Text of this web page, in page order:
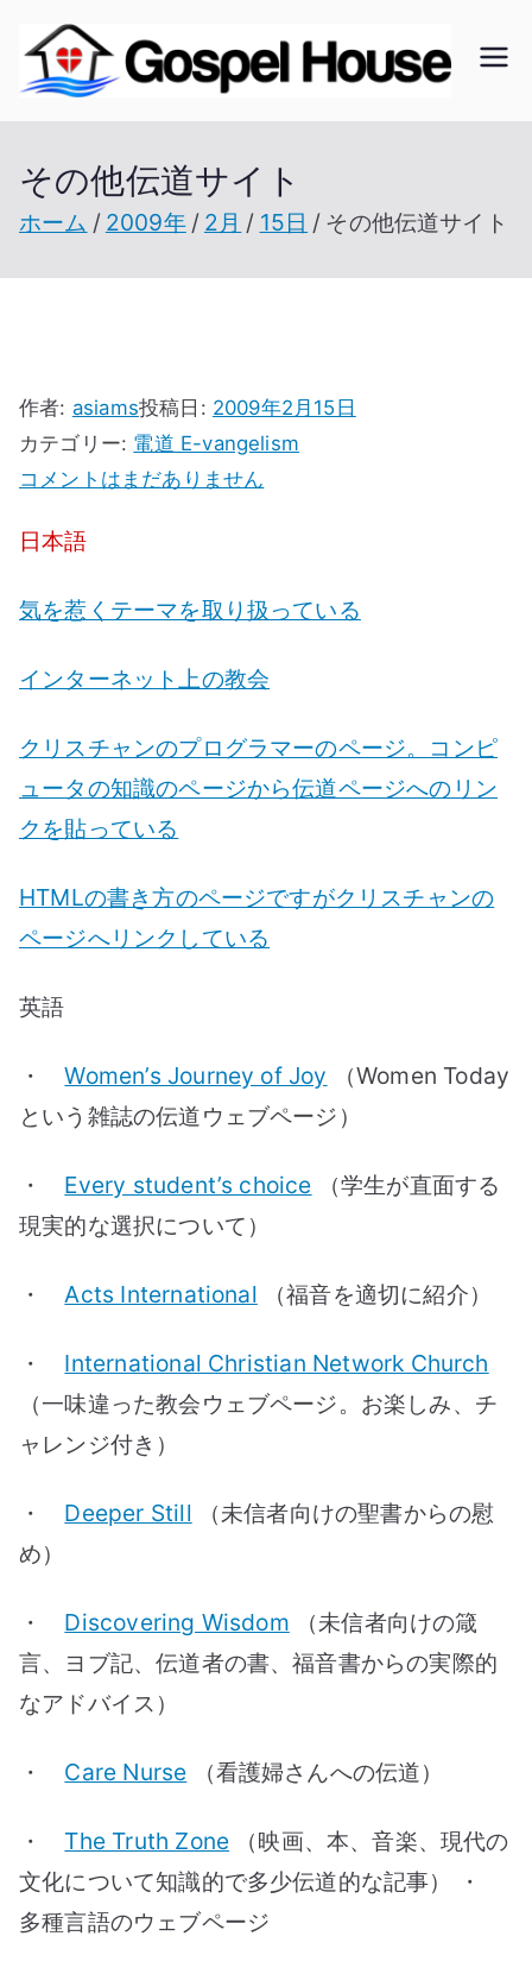
を
キ
ッ
ペ
い未
開拓
その他伝道サイト
ホーム 2009年 2月 15日 その他伝道サイト
作者: asiams投稿日: 2009年2月15日
カテゴリー: 電道 E-vangelism
そ
他
道
イ
へ
の
コメントはまだありません
日本語
気を惹くテーマを取り扱っている
インターネット上の教会
クリスチャンのプログラマーのページ。コンピ
ュータの知識のページから伝道ページへのリン
クを貼っている
HTMLの書き方のページですがクリスチャンの
ページへリンクしている
英語
・Women’s Journey of Joy （Women Today
という雑誌の伝道ウェブページ）
・ Every student’s choice （学生が直面する
現実的な選択について）
・ Acts International （福音を適切に紹介）
・ International Christian Network Church
（一味違った教会ウェブページ。お楽しみ、チ
ャレンジ付き）
・ Deeper Still （未信者向けの聖書からの慰
め）
・ Discovering Wisdom （未信者向けの箴
言、ヨブ記、伝道者の書、福音書からの実際的
なアドバイス）
・ Care Nurse （看護婦さんへの伝道）
・ The Truth Zone （映画、本、音楽、現代の
文化について知識的で多少伝道的な記事） ・
多種言語のウェブページ